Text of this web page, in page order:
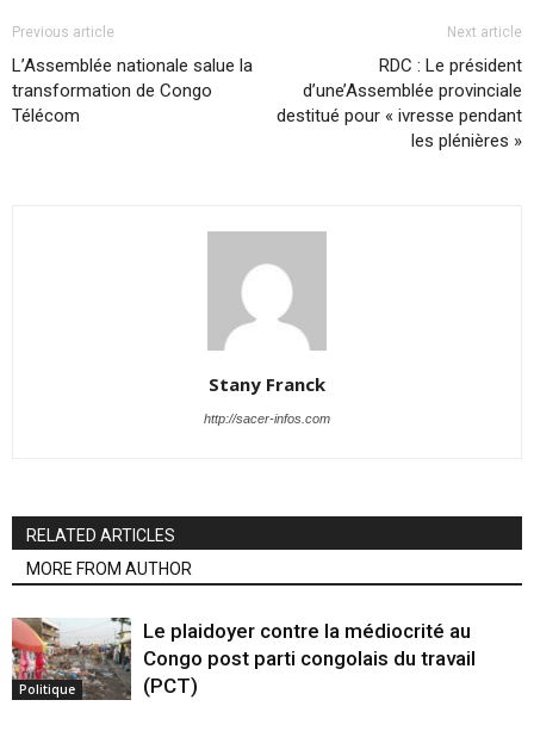
Previous article
L’Assemblée nationale salue la
transformation de Congo
Télécom
Next article
RDC : Le président
d’une’Assemblée provinciale
destitué pour « ivresse pendant
les plénières »
Stany Franck
http://sacer-infos.com
RELATED ARTICLES
MORE FROM AUTHOR
Politique
Le plaidoyer contre la médiocrité au
Congo post parti congolais du travail
(PCT)